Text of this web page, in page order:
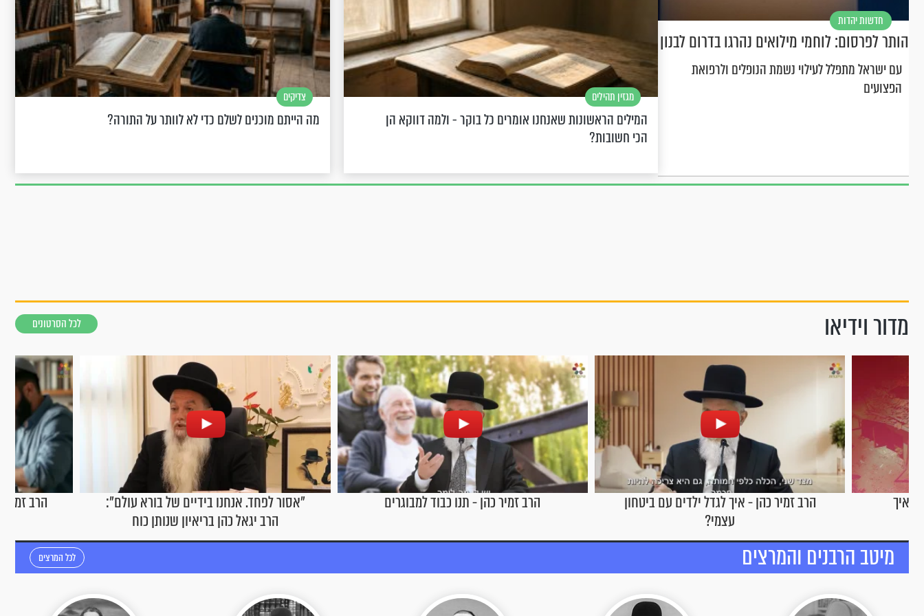
חדשות יהדות
הותר לפרסום: לוחמי מילואים נהרגו בדרום לבנון
עם ישראל מתפלל לעילוי נשמת הנופלים ולרפואת
הפצועים
מגזין תהילים
המילים הראשונות שאנחנו אומרים כל בוקר - ולמה דווקא הן
הכי חשובות?
צדיקים
מה הייתם מוכנים לשלם כדי לא לוותר על התורה?
מדור וידיאו לכל הסרטונים
איך
הרב זמיר כהן - איך לגדל ילדים עם ביטחון
עצמי?
הרב זמיר כהן - תנו כבוד למבוגרים
"אסור לפחד. אנחנו בידיים של בורא עולם":
הרב יגאל כהן בריאיון שנותן כוח
הרב
מיטב הרבנים והמרצים לכל המרצים